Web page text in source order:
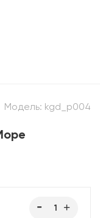
Модель: kgd_p004